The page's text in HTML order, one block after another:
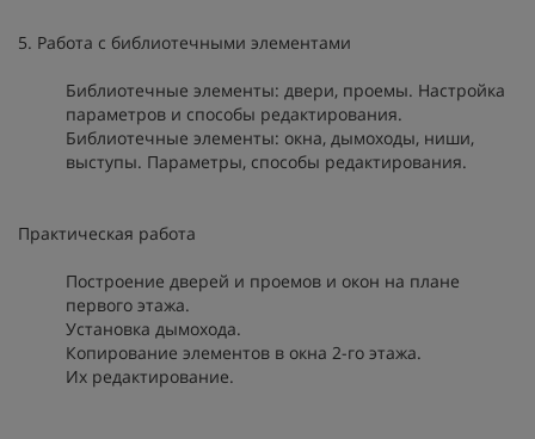
5. Работа с библиотечными элементами
Библиотечные элементы: двери, проемы. Настройка
параметров и способы редактирования.
Библиотечные элементы: окна, дымоходы, ниши,
выступы. Параметры, способы редактирования.
Практическая работа
Построение дверей и проемов и окон на плане
первого этажа.
Установка дымохода.
Копирование элементов в окна 2-го этажа.
Их редактирование.